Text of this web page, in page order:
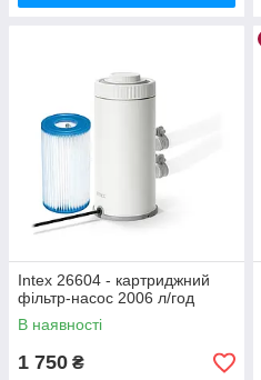
Intex 26604 - картриджний
фільтр-насос 2006 л/год
В наявності
1 750 ₴